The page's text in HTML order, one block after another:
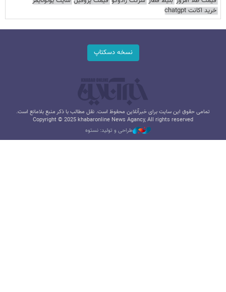
خرید اکانت chatgpt
نسخه دسکتاپ
تمامی حقوق این سایت برای خبرآنلاین محفوظ است. نقل مطالب با ذکر منبع بلامانع است.
Copyright © 2025 khabaronline News Agancy, All rights reserved
طراحی و تولید: نستوه